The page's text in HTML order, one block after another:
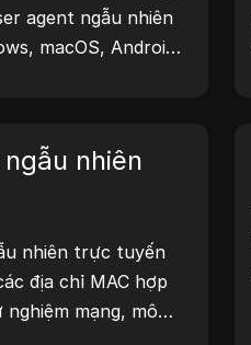
agent ngẫu nhiên
macOS, Android,
Đơn giản hóa
đầu tạo user
nhiên
nhiên trực tuyến
địa chỉ MAC hợp
mạng, mô